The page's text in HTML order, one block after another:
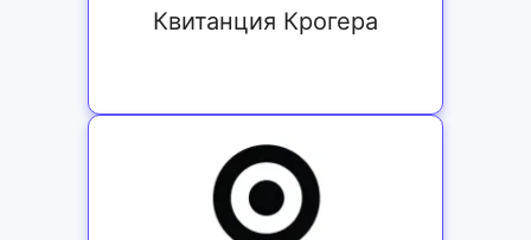
Квитанция Крогера